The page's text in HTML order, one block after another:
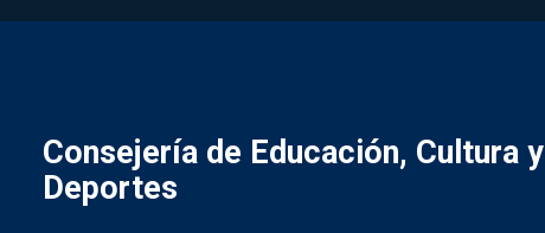
Consejería de Educación, Cultura y
Deportes